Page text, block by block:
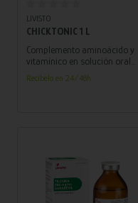
LIVISTO
CHICKTONIC 1 L
Complemento aminoácido y
vitamínico en solución oral
para bovino, porcino, ovino,
caprino, equino, aves y conejo
Recíbelo en 24/48h